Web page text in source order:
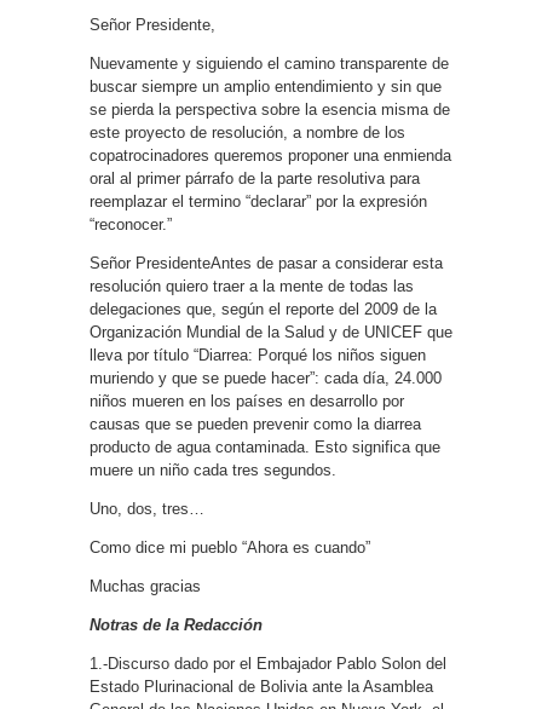
Señor Presidente,
Nuevamente y siguiendo el camino transparente de
buscar siempre un amplio entendimiento y sin que
se pierda la perspectiva sobre la esencia misma de
este proyecto de resolución, a nombre de los
copatrocinadores queremos proponer una enmienda
oral al primer párrafo de la parte resolutiva para
reemplazar el termino “declarar” por la expresión
“reconocer.”
Señor PresidenteAntes de pasar a considerar esta
resolución quiero traer a la mente de todas las
delegaciones que, según el reporte del 2009 de la
Organización Mundial de la Salud y de UNICEF que
lleva por título “Diarrea: Porqué los niños siguen
muriendo y que se puede hacer”: cada día, 24.000
niños mueren en los países en desarrollo por
causas que se pueden prevenir como la diarrea
producto de agua contaminada. Esto significa que
muere un niño cada tres segundos.
Uno, dos, tres…
Como dice mi pueblo “Ahora es cuando”
Muchas gracias
Notras de la Redacción
1.-Discurso dado por el Embajador Pablo Solon del
Estado Plurinacional de Bolivia ante la Asamblea